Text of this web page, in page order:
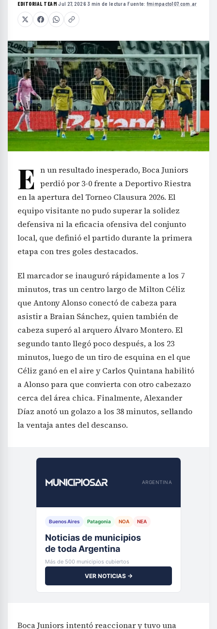
EDITORIAL TEAM·Jul 27, 2026·3 min de lectura·Fuente: fmimpacto107.com.ar
E n un resultado inesperado, Boca Juniors
perdió por 3-0 frente a Deportivo Riestra
en la apertura del Torneo Clausura 2026. El
equipo visitante no pudo superar la solidez
defensiva ni la eficacia ofensiva del conjunto
local, que definió el partido durante la primera
etapa con tres goles destacados.
El marcador se inauguró rápidamente a los 7
minutos, tras un centro largo de Milton Céliz
que Antony Alonso conectó de cabeza para
asistir a Braian Sánchez, quien también de
cabeza superó al arquero Álvaro Montero. El
segundo tanto llegó poco después, a los 23
minutos, luego de un tiro de esquina en el que
Céliz ganó en el aire y Carlos Quintana habilitó
a Alonso para que convierta con otro cabezazo
cerca del área chica. Finalmente, Alexander
Díaz anotó un golazo a los 38 minutos, sellando
la ventaja antes del descanso.
ARGENTINA
Buenos Aires Patagonia NOA NEA
Noticias de municipios
de toda Argentina
Más de 500 municipios cubiertos
VER NOTICIAS →
Boca Juniors intentó reaccionar y tuvo una